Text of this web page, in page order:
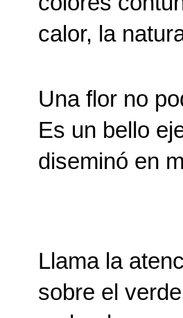
calor, la
Una flor no
Es un bello
diseminó en
Llama la
sobre el